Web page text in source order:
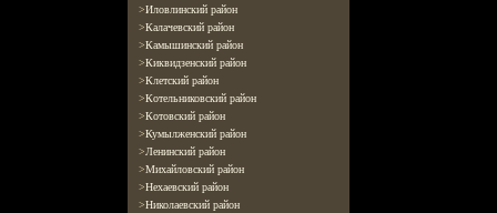
>Иловлинский район
>Калачевский район
>Камышинский район
>Киквидзенский район
>Клетский район
>Котельниковский район
>Котовский район
>Кумылженский район
>Ленинский район
>Михайловский район
>Нехаевский район
>Николаевский район